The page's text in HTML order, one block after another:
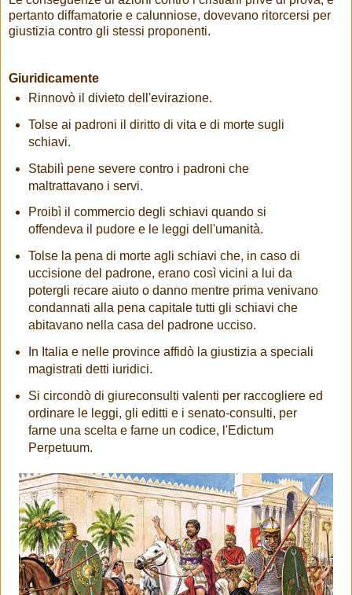
pertanto diffamatorie e calunniose, dovevano ritorcersi per
giustizia contro gli stessi proponenti.
Giuridicamente
Rinnovò il divieto dell'evirazione.
Tolse ai padroni il diritto di vita e di morte sugli
schiavi.
Stabilì pene severe contro i padroni che
maltrattavano i servi.
Proibì il commercio degli schiavi quando si
offendeva il pudore e le leggi dell'umanità.
Tolse la pena di morte agli schiavi che, in caso di
uccisione del padrone, erano così vicini a lui da
potergli recare aiuto o danno mentre prima venivano
condannati alla pena capitale tutti gli schiavi che
abitavano nella casa del padrone ucciso.
In Italia e nelle province affidò la giustizia a speciali
magistrati detti iuridici.
Si circondò di giureconsulti valenti per raccogliere ed
ordinare le leggi, gli editti e i senato-consulti, per
farne una scelta e farne un codice, l'Edictum
Perpetuum.